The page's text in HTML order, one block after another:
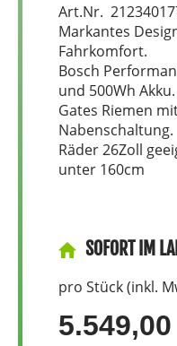
Art.Nr.
Markantes
Fahrkomfort.
Bosch
und 500Wh Akku.
Gates Riemen
Nabenschaltung.
Räder 26Zoll
unter 160cm
SOFORT IM
pro Stück (inkl.